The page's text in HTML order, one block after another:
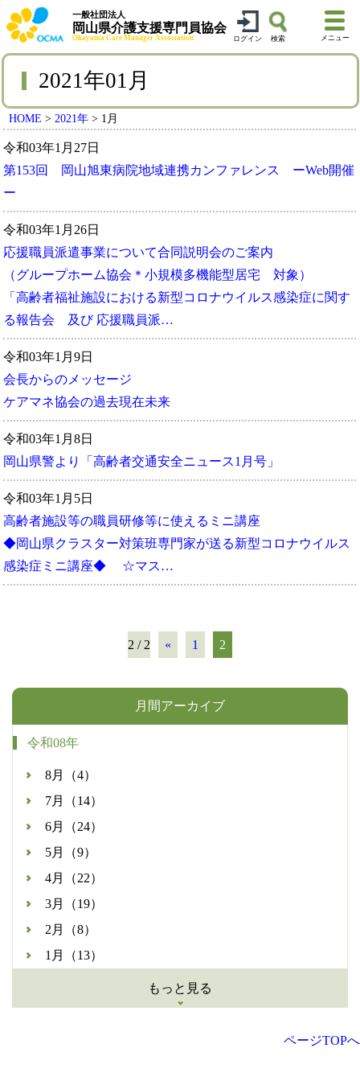
一般社団法人
岡山県介護支援専門員協会
Okayama Care Manager Association ログイン 検索 メニュー
2021年01月
HOME > 2021年 > 1月
令和03年1月27日
第153回 岡山旭東病院地域連携カンファレンス ーWeb開催
ー
令和03年1月26日
応援職員派遣事業について合同説明会のご案内
（グループホーム協会＊小規模多機能型居宅 対象）
「高齢者福祉施設における新型コロナウイルス感染症に関す
る報告会 及び 応援職員派…
令和03年1月9日
会長からのメッセージ
ケアマネ協会の過去現在未来
令和03年1月8日
岡山県警より「高齢者交通安全ニュース1月号」
令和03年1月5日
高齢者施設等の職員研修等に使えるミニ講座
◆岡山県クラスター対策班専門家が送る新型コロナウイルス
感染症ミニ講座◆ ☆マス…
2 / 2 « 1 2
月間アーカイブ
令和08年
8月（4）
7月（14）
6月（24）
5月（9）
4月（22）
3月（19）
2月（8）
1月（13）
もっと見る
ページTOPへ